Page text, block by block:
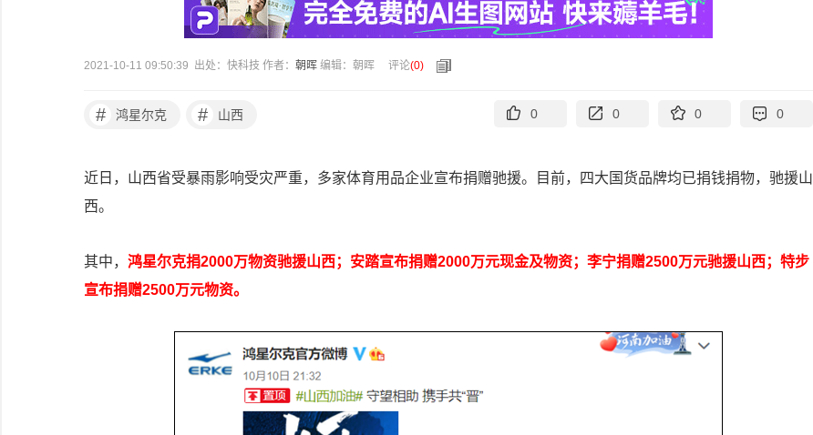
2021-10-11 09:50:39 出处：快科技 作者： 朝晖 编辑：朝晖 评论(0)
# 鸿星尔克 # 山西 0 0 0 0
近日，山西省受暴雨影响受灾严重，多家体育用品企业宣布捐赠驰援。目前，四大国货品牌均已捐钱捐物，驰援山
西。
其中， 鸿星尔克捐2000万物资驰援山西；安踏宣布捐赠2000万元现金及物资；李宁捐赠2500万元驰援山西；特步
宣布捐赠2500万元物资。